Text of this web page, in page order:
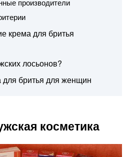
производители
крема для бритья
лосьонов?
бритья для женщин
косметика